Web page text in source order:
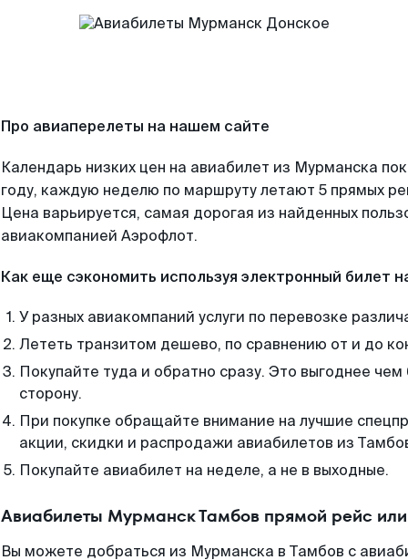
Про авиаперелеты на нашем сайте
Календарь низких цен на авиабилет из Мурманска
году, каждую неделю по маршруту летают 5 прямых
Цена варьируется, самая дорогая из найденных
авиакомпанией Аэрофлот.
Как еще сэкономить используя электронный билет
У разных авиакомпаний услуги по перевозке
Лететь транзитом дешево, по сравнению от и до
Покупайте туда и обратно сразу. Это выгоднее
сторону.
При покупке обращайте внимание на лучшие
акции, скидки и распродажи авиабилетов из
Покупайте авиабилет на неделе, а не в выходные.
Авиабилеты Мурманск Тамбов прямой рейс
Вы можете добраться из Мурманска в Тамбов с